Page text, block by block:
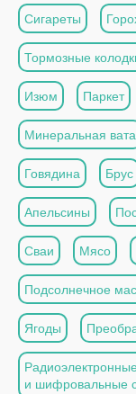
Сигареты
Тормозные
Изюм Паркет
Минеральная вата
Говядина Брус
Апельсины
Сваи Мясо
Подсолнечное
Ягоды
и шифровальные